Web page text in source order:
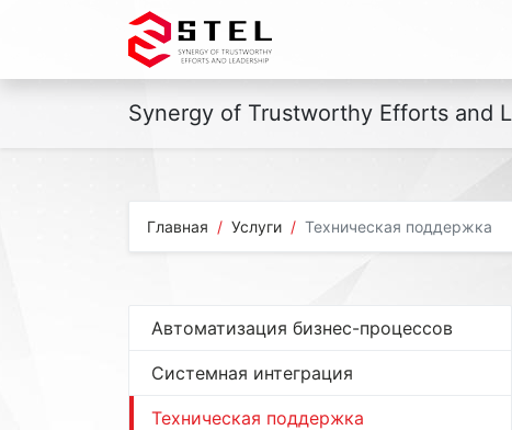
Synergy of Trustworthy Efforts and
Главная Услуги Техническая поддержка
Автоматизация бизнес-процессов
Системная интеграция
Техническая поддержка